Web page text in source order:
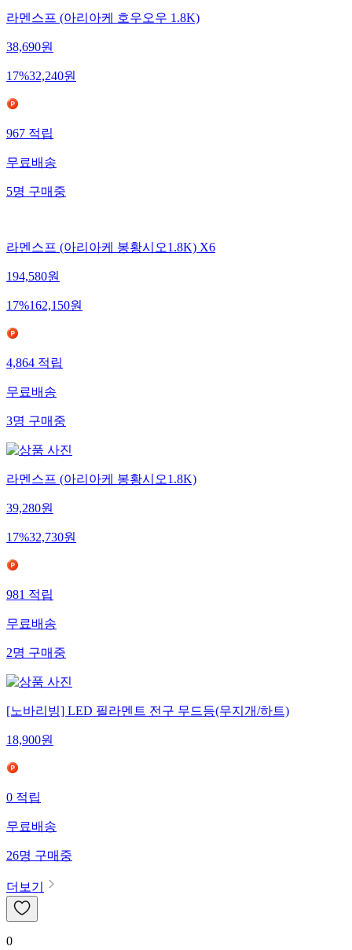
라멘스프 (아리아케 호우오우 1.8K)
38,690원
17%32,240원
967적립
무료배송
5명구매중
라멘스프 (아리아케 봉황시오1.8K) X6
194,580원
17%162,150원
4,864적립
무료배송
3명구매중
라멘스프 (아리아케 봉황시오1.8K)
39,280원
17%32,730원
981적립
무료배송
2명구매중
[노바리빙] LED 필라멘트 전구 무드등(무지개/하트)
18,900원
0적립
무료배송
26명구매중
더보기
0